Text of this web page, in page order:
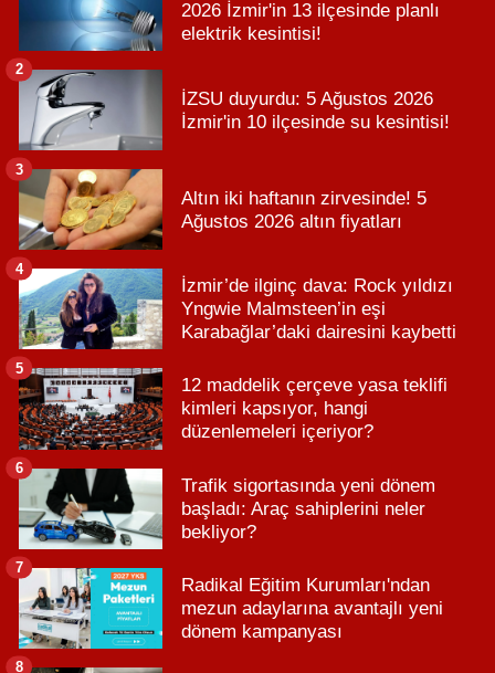
2026 İzmir'in 13 ilçesinde planlı
elektrik kesintisi!
İZSU duyurdu: 5 Ağustos 2026
İzmir'in 10 ilçesinde su kesintisi!
2
Altın iki haftanın zirvesinde! 5
Ağustos 2026 altın fiyatları
3
İzmir’de ilginç dava: Rock yıldızı
Yngwie Malmsteen’in eşi
Karabağlar’daki dairesini kaybetti
4
12 maddelik çerçeve yasa teklifi
kimleri kapsıyor, hangi
düzenlemeleri içeriyor?
5
Trafik sigortasında yeni dönem
başladı: Araç sahiplerini neler
bekliyor?
6
Radikal Eğitim Kurumları'ndan
mezun adaylarına avantajlı yeni
dönem kampanyası
7
8